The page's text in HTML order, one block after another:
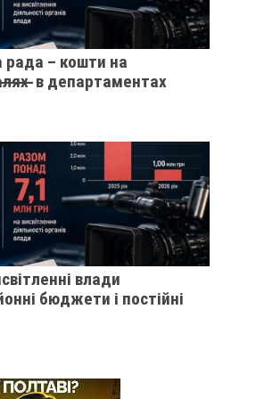
рада – кошти на
в департаментах
влади
бюджети і постійні